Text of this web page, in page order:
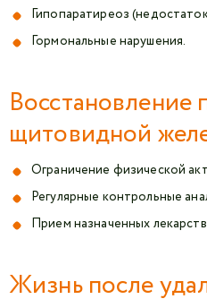
Гипопаратиреоз
Гормональные нарушения.
Восстановление
щитовидной
Ограничение физической
Регулярные контрольные
Прием назначенных
Жизнь после